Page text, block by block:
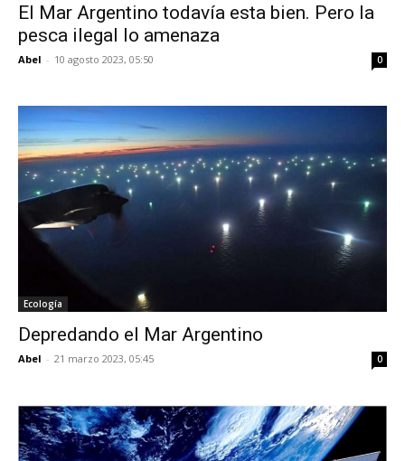
El Mar Argentino todavía esta bien. Pero la
pesca ilegal lo amenaza
Abel - 10 agosto 2023, 05:50 0
Ecología
Depredando el Mar Argentino
Abel - 21 marzo 2023, 05:45 0